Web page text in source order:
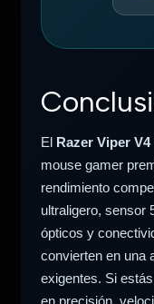
El Razer Viper V4
mouse gamer
rendimiento
ultraligero, sensor
ópticos y
convierten en una
exigentes. Si
en precisión,